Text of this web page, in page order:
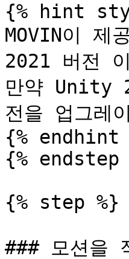
{% hint
MOVIN이
2021 버전
만약 Unity
전을 업그레
{% endhint
{% endstep
{% step %}
### 모션을